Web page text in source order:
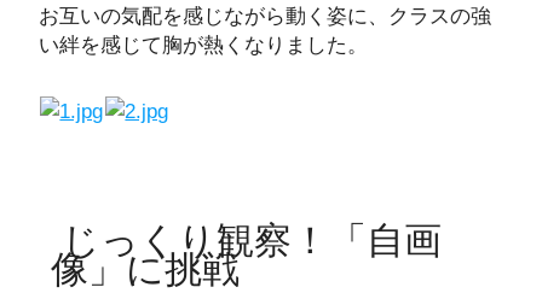
お互いの気配を感じながら動く姿に、クラスの強
い絆を感じて胸が熱くなりました。
じっくり観察！「自画
像」に挑戦